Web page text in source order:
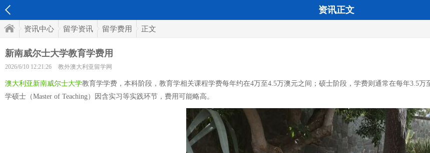
资讯正文
资讯中心 留学资讯 留学费用 正文
新南威尔士大学教育学费用
2026/6/10 12:21:26 教外澳大利亚留学网
澳大利亚新南威尔士大学教育学学费，本科阶段，教育学相关课程学费每年约在4万至4.5万澳元之间；硕士阶段，学费则通常在每年3.5万
学硕士（Master of Teaching）因含实习等实践环节，费用可能略高。